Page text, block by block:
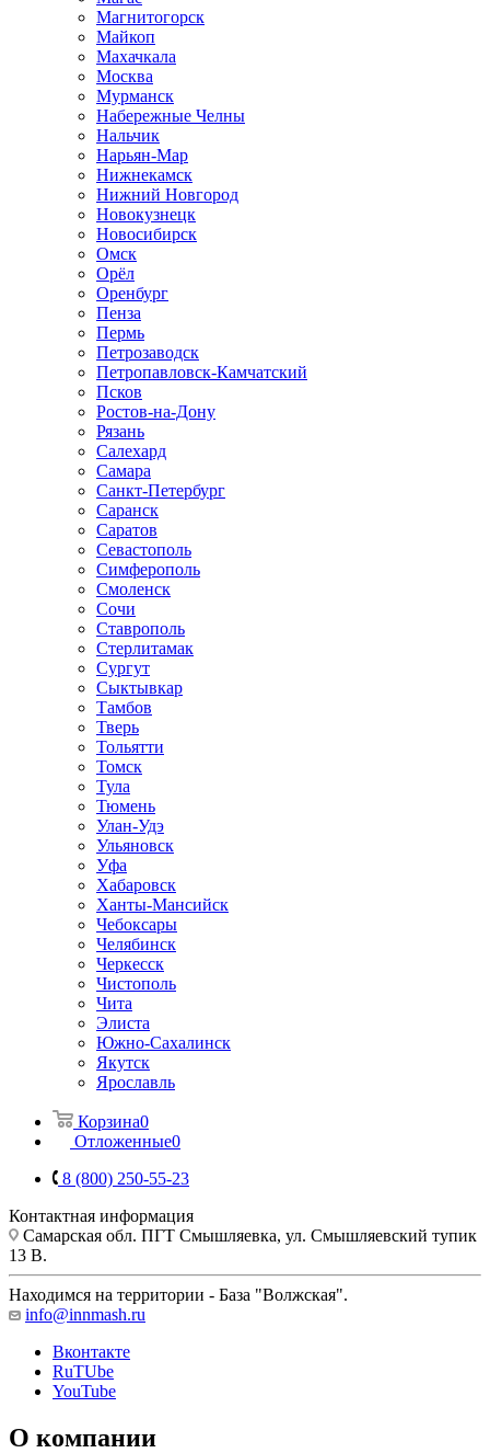
Магнитогорск
Майкоп
Махачкала
Москва
Мурманск
Набережные Челны
Нальчик
Нарьян-Мар
Нижнекамск
Нижний Новгород
Новокузнецк
Новосибирск
Омск
Орёл
Оренбург
Пенза
Пермь
Петрозаводск
Петропавловск-Камчатский
Псков
Ростов-на-Дону
Рязань
Салехард
Самара
Санкт-Петербург
Саранск
Саратов
Севастополь
Симферополь
Смоленск
Сочи
Ставрополь
Стерлитамак
Сургут
Сыктывкар
Тамбов
Тверь
Тольятти
Томск
Тула
Тюмень
Улан-Удэ
Ульяновск
Уфа
Хабаровск
Ханты-Мансийск
Чебоксары
Челябинск
Черкесск
Чистополь
Чита
Элиста
Южно-Сахалинск
Якутск
Ярославль
Корзина0
Отложенные0
8 (800) 250-55-23
Контактная информация
Самарская обл. ПГТ Смышляевка, ул. Смышляевский тупик
13 В.
Находимся на территории - База "Волжская".
info@innmash.ru
Вконтакте
RuTUbe
YouTube
О компании